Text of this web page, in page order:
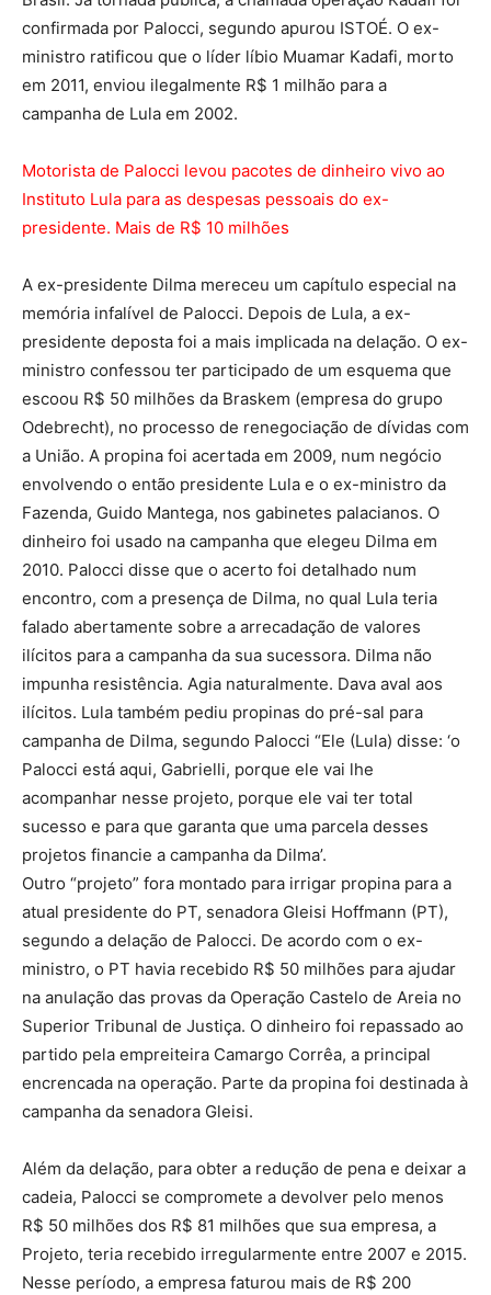
confirmada por Palocci, segundo apurou ISTOÉ. O ex-
ministro ratificou que o líder líbio Muamar Kadafi, morto
em 2011, enviou ilegalmente R$ 1 milhão para a
campanha de Lula em 2002.
Motorista de Palocci levou pacotes de dinheiro vivo ao
Instituto Lula para as despesas pessoais do ex-
presidente. Mais de R$ 10 milhões
A ex-presidente Dilma mereceu um capítulo especial na
memória infalível de Palocci. Depois de Lula, a ex-
presidente deposta foi a mais implicada na delação. O ex-
ministro confessou ter participado de um esquema que
escoou R$ 50 milhões da Braskem (empresa do grupo
Odebrecht), no processo de renegociação de dívidas com
a União. A propina foi acertada em 2009, num negócio
envolvendo o então presidente Lula e o ex-ministro da
Fazenda, Guido Mantega, nos gabinetes palacianos. O
dinheiro foi usado na campanha que elegeu Dilma em
2010. Palocci disse que o acerto foi detalhado num
encontro, com a presença de Dilma, no qual Lula teria
falado abertamente sobre a arrecadação de valores
ilícitos para a campanha da sua sucessora. Dilma não
impunha resistência. Agia naturalmente. Dava aval aos
ilícitos. Lula também pediu propinas do pré-sal para
campanha de Dilma, segundo Palocci “Ele (Lula) disse: ‘o
Palocci está aqui, Gabrielli, porque ele vai lhe
acompanhar nesse projeto, porque ele vai ter total
sucesso e para que garanta que uma parcela desses
projetos financie a campanha da Dilma’.
Outro “projeto” fora montado para irrigar propina para a
atual presidente do PT, senadora Gleisi Hoffmann (PT),
segundo a delação de Palocci. De acordo com o ex-
ministro, o PT havia recebido R$ 50 milhões para ajudar
na anulação das provas da Operação Castelo de Areia no
Superior Tribunal de Justiça. O dinheiro foi repassado ao
partido pela empreiteira Camargo Corrêa, a principal
encrencada na operação. Parte da propina foi destinada à
campanha da senadora Gleisi.
Além da delação, para obter a redução de pena e deixar a
cadeia, Palocci se compromete a devolver pelo menos
R$ 50 milhões dos R$ 81 milhões que sua empresa, a
Projeto, teria recebido irregularmente entre 2007 e 2015.
Nesse período, a empresa faturou mais de R$ 200